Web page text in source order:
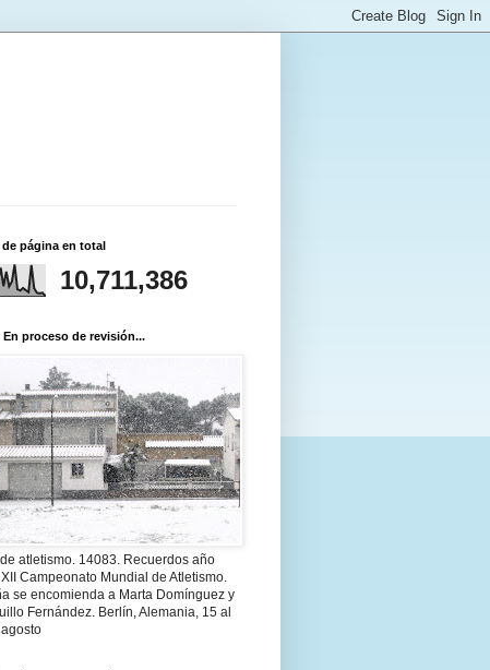
de página en total
10,711,386
En proceso de revisión...
de atletismo. 14083. Recuerdos año
Campeonato Mundial de Atletismo.
se encomienda a Marta Domínguez y
Fernández. Berlín, Alemania, 15 al